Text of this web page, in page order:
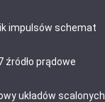
impulsów schemat
źródło prądowe
układów scalonych